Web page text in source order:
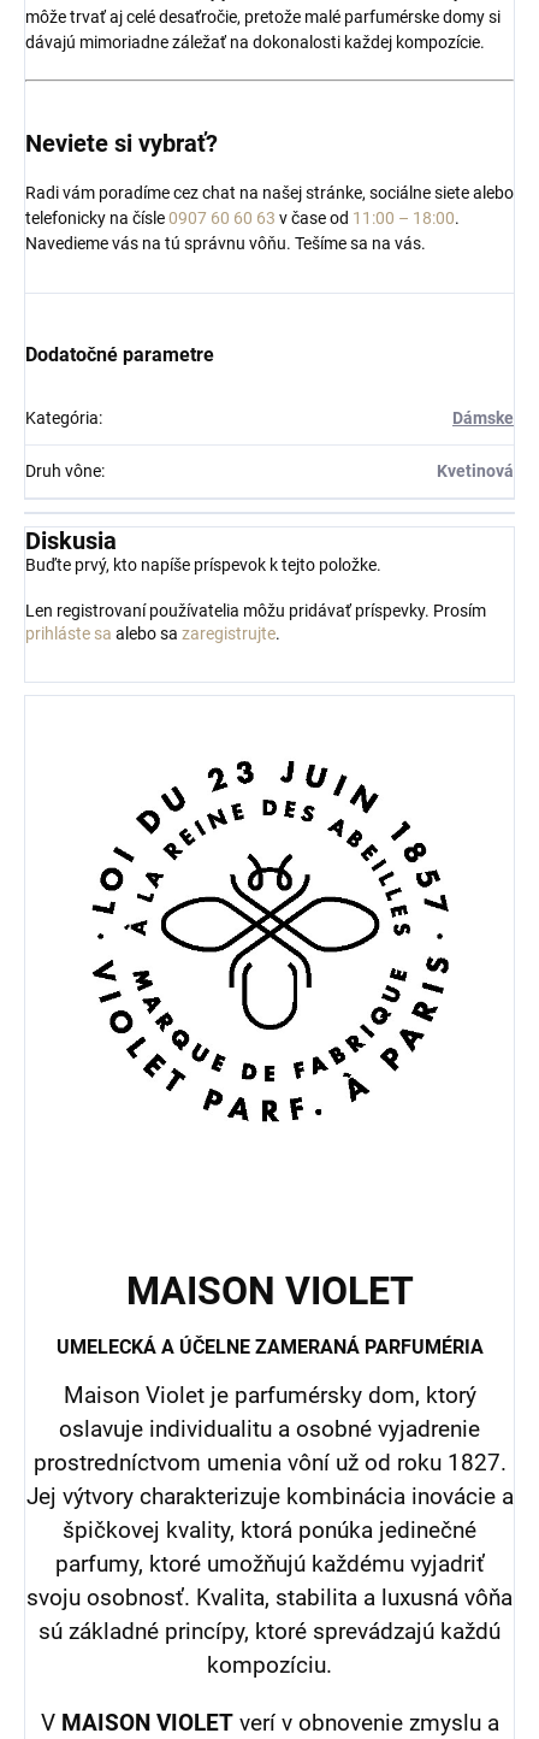
môže trvať aj celé desaťročie, pretože malé parfumérske domy si
dávajú mimoriadne záležať na dokonalosti každej kompozície.
Neviete si vybrať?
Radi vám poradíme cez chat na našej stránke, sociálne siete alebo
telefonicky na čísle0907 60 60 63 v čase od 11:00 – 18:00.
Navedieme vás na tú správnu vôňu. Tešíme sa na vás.
Dodatočné parametre
Kategória: Dámske
Druh vône: Kvetinová
Diskusia
Buďte prvý, kto napíše príspevok k tejto položke.
Len registrovaní používatelia môžu pridávať príspevky. Prosím
prihláste sa alebo sa zaregistrujte.
MAISON VIOLET
UMELECKÁ A ÚČELNE ZAMERANÁ PARFUMÉRIA
Maison Violet je parfumérsky dom, ktorý
oslavuje individualitu a osobné vyjadrenie
prostredníctvom umenia vôní už od roku 1827.
Jej výtvory charakterizuje kombinácia inovácie a
špičkovej kvality, ktorá ponúka jedinečné
parfumy, ktoré umožňujú každému vyjadriť
svoju osobnosť. Kvalita, stabilita a luxusná vôňa
sú základné princípy, ktoré sprevádzajú každú
kompozíciu.
V MAISON VIOLETverí v obnovenie zmyslu a